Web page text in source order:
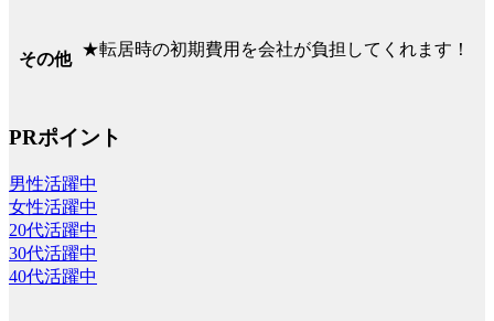
その他 ★転居時の初期費用を会社が負担してくれます！
PRポイント
男性活躍中
女性活躍中
20代活躍中
30代活躍中
40代活躍中